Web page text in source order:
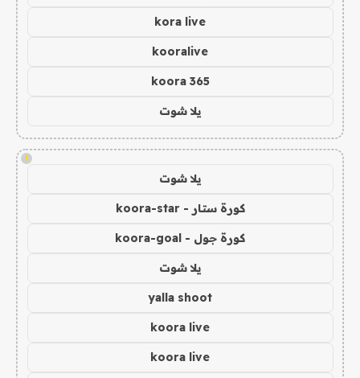
kora live
kooralive
koora 365
يلا شوت
!
يلا شوت
كورة ستار - koora-star
كورة جول - koora-goal
يلا شوت
yalla shoot
koora live
koora live